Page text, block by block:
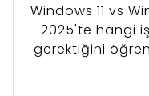
Windows 11 vs
2025'te hangi
gerektiğini